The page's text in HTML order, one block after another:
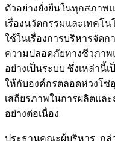
ตัวอย่างยั่งยืนในทุกสภาพ
เรื่องนวัตกรรมและเทคโ
ใช้ในเรื่องการบริหารจัด
ความปลอดภัยทางชีวภาพ
อย่างเป็นระบบ ซึ่งเหล่านี้
ให้กับองค์กรตลอดห่วงโซ่
เสถียรภาพในการผลิตแล
อย่างต่อเนื่อง
ประธานคณะผู้บริหาร กล่